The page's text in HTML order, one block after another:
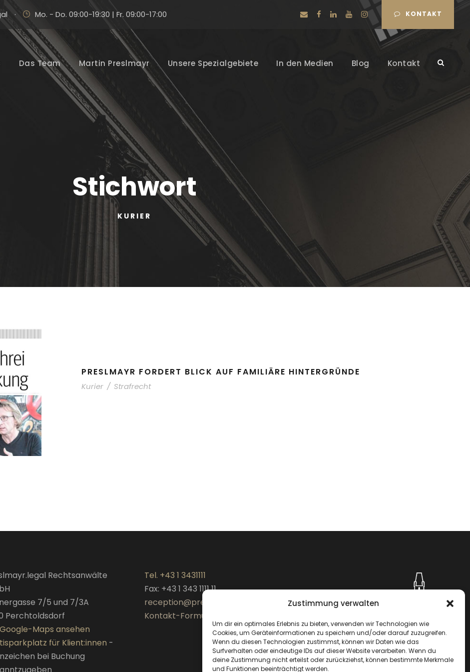
Zustimmung verwalten
Um dir ein optimales Erlebnis zu bieten, verwenden wir Technologien wie
Cookies, um Geräteinformationen zu speichern und/oder darauf zuzugreifen.
Wenn du diesen Technologien zustimmst, können wir Daten wie das
Surfverhalten oder eindeutige IDs auf dieser Website verarbeiten. Wenn du
deine Zustimmung nicht erteilst oder zurückziehst, können bestimmte Merkmale
und Funktionen beeinträchtigt werden.
· Mo. - Do. 09:00-19:30 | Fr. 09:00-17:00 KONTAKT
Das Team Martin Preslmayr Unsere Spezialgebiete In den Medien Blog Kontakt
Stichwort
KURIER
PRESLMAYR FORDERT BLICK AUF FAMILIÄRE HINTERGRÜNDE
Kurier / Strafrecht
Rechtsanwälte
7/5 und 7/3A
Perchtoldsdorf
Maps ansehen
für Klient:innen -
bei Buchung
Tel. +43 1 3431111
Fax: +43 1 343 1111 11
reception@preslmayr.legal
Kontakt-Formular